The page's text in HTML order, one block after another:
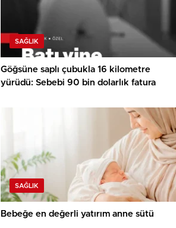
SAĞLIK
Göğsüne saplı çubukla 16 kilometre
yürüdü: Sebebi 90 bin dolarlık fatura
SAĞLIK
Bebeğe en değerli yatırım anne sütü